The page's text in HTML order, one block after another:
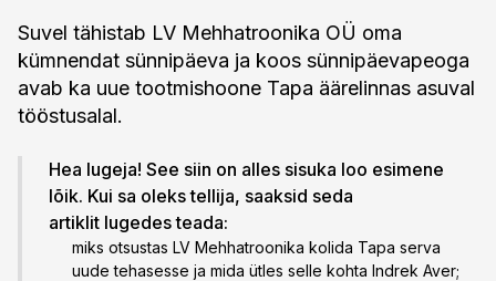
Suvel tähistab LV Mehhatroonika OÜ oma
kümnendat sünnipäeva ja koos sünnipäevapeoga
avab ka uue tootmishoone Tapa äärelinnas asuval
tööstusalal.
Hea lugeja! See siin on alles sisuka loo esimene
lõik. Kui sa oleks tellija, saaksid seda
artiklit lugedes teada:
miks otsustas LV Mehhatroonika kolida Tapa serva
uude tehasesse ja mida ütles selle kohta Indrek Aver;